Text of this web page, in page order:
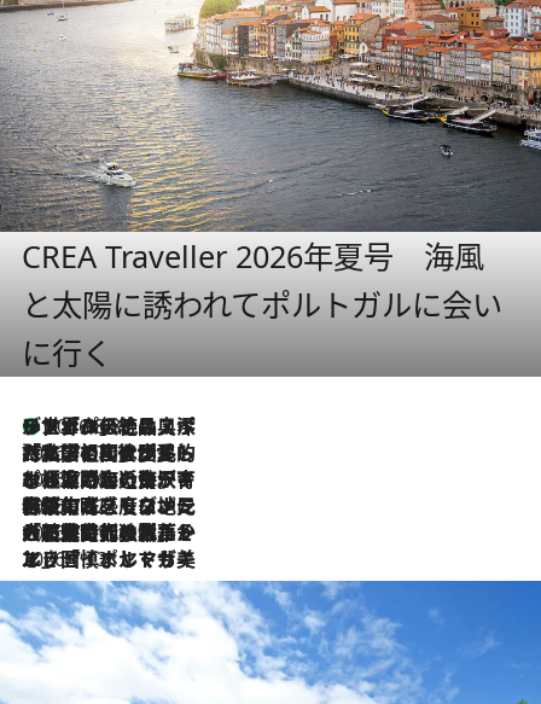
CREA Traveller 2026年夏号 海風
と太陽に誘われてポルトガルに会い
に行く
2026.8.8
リスボンの絶品スイーツ「パステル・デ・ナタ」とは？ポルトガル伝統の奥深い世界へ
2026.7.27
「私の祖国はポルトガル語です」国民的詩人フェルナンド・ペソアと、彼が愛した文学の街を歩く
2026.7.26
ポルトガル近海が育む極上の海の幸。キリリと冷えた白ワインと愉しむ、シーフード専門店の贅沢
2026.7.22
伝統の味をモダンに昇華。高感度な地元客が集う、リスボンの最旬ガストロノミー
2026.7.21
大航海時代の栄華から、震災、独裁、そして革命へ。ポルトガル・首都リスボンの石畳に刻まれた「歴史の光と影」
2026.7.13
エッセイ・ヤマザキマリ「慎ましくも美しき国 ポルトガル」